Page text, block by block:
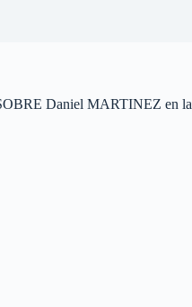
Daniel MARTINEZ en la